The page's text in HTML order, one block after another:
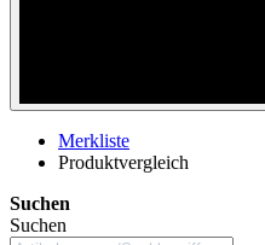
Merkliste
Produktvergleich
Suchen
Suchen